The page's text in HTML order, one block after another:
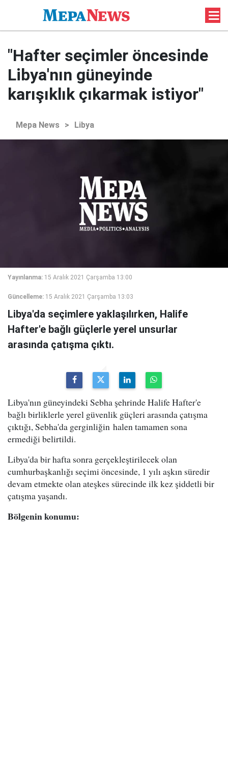
"Hafter seçimler öncesinde
Libya'nın güneyinde
karışıklık çıkarmak istiyor"
Mepa News > Libya
Yayınlanma: 15 Aralık 2021 Çarşamba 13:00
Güncelleme: 15 Aralık 2021 Çarşamba 13:03
Libya'da seçimlere yaklaşılırken, Halife
Hafter'e bağlı güçlerle yerel unsurlar
arasında çatışma çıktı.
Libya'nın güneyindeki Sebha şehrinde Halife Hafter'e
bağlı birliklerle yerel güvenlik güçleri arasında çatışma
çıktığı, Sebha'da gerginliğin halen tamamen sona
ermediği belirtildi.
Libya'da bir hafta sonra gerçekleştirilecek olan
cumhurbaşkanlığı seçimi öncesinde, 1 yılı aşkın süredir
devam etmekte olan ateşkes sürecinde ilk kez şiddetli bir
çatışma yaşandı.
Bölgenin konumu: